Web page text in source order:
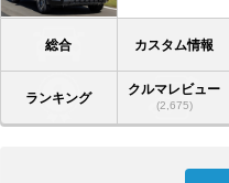
総合 カスタム情報
ランキング
クルマレビュー
(2,675)